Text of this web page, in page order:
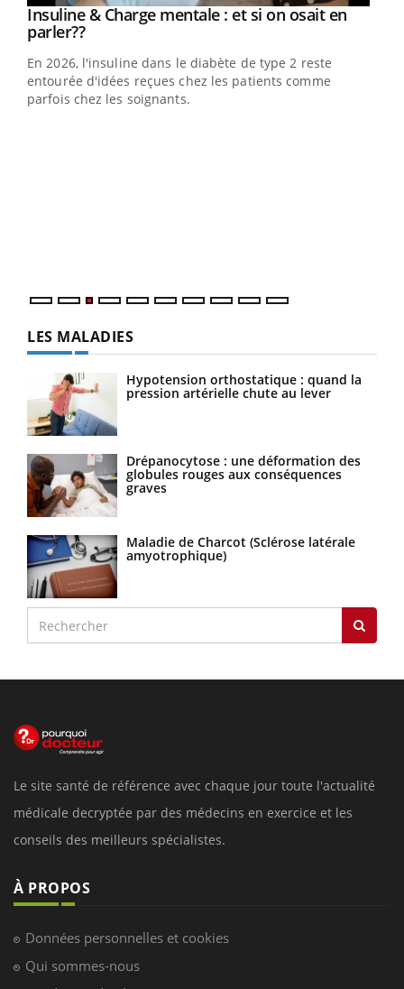
Youtube
Insuline & Charge mentale : et si on osait en
parler??Youtube
En 2026, l'insuline dans le diabète de type 2 reste
entourée d'idées reçues chez les patients comme
parfois chez les soignants.
LES MALADIES
Hypotension orthostatique : quand la
pression artérielle chute au lever
Drépanocytose : une déformation des
globules rouges aux conséquences
graves
Maladie de Charcot (Sclérose latérale
amyotrophique)
Le site santé de référence avec chaque jour toute l'actualité
médicale decryptée par des médecins en exercice et les
conseils des meilleurs spécialistes.
À PROPOS
Données personnelles et cookies
Qui sommes-nous